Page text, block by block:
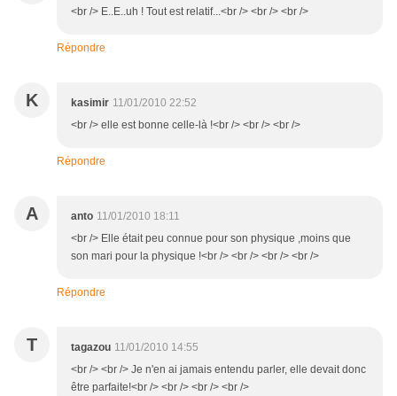
<br /> E..E..uh ! Tout est relatif...<br /> <br /> <br />
Répondre
K kasimir 11/01/2010 22:52
<br /> elle est bonne celle-là !<br /> <br /> <br />
Répondre
A anto 11/01/2010 18:11
<br /> Elle était peu connue pour son physique ,moins que
son mari pour la physique !<br /> <br /> <br /> <br />
Répondre
T tagazou 11/01/2010 14:55
<br /> <br /> Je n'en ai jamais entendu parler, elle devait donc
être parfaite!<br /> <br /> <br /> <br />